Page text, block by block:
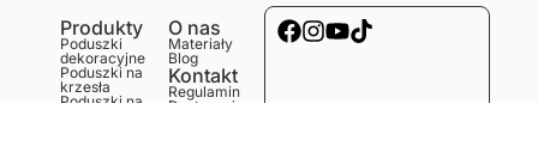
Produkty
Poduszki
dekoracyjne
Poduszki na
krzesła
Poduszki na
O nas
Materiały
Blog
Kontakt
Regulamin
Dostawa i